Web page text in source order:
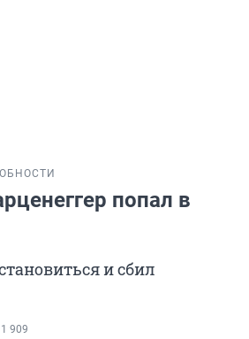
попал в
и сбил
1 909